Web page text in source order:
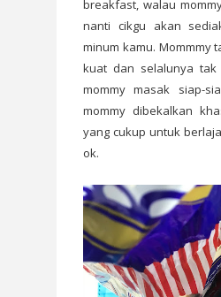
breakfast, walau
nanti cikgu akan
minum kamu. Mommmy
kuat dan selalunya tak
mommy masak siap-
mommy dibekalkan
yang cukup untuk
ok.